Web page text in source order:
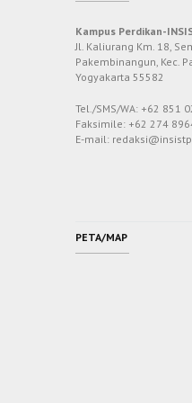
Kampus Perdikan-
Jl. Kaliurang Km. 18,
Pakembinangun, Kec.
Yogyakarta 55582
Tel./SMS/WA: +62 851
Faksimile: +62 274
E-mail:
PETA/MAP